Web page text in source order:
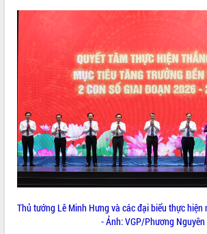
thi Sáng tạo Kỹ thuật 2024 - 2025
Đắk Lắk rà soát, điều chỉnh Đề án 190
về phát triển nuôi trồng thủy sản
Phó Chủ tịch UBND tỉnh Đắk Lắk
Trương Công Thái kiểm tra thực địa
Dự án cao tốc Khánh Hòa - Buôn Ma
Thuột
Định vị cà phê Việt Nam như một “di
sản sống” trong dòng chảy toàn cầu
Xây dựng nông thôn mới: Nâng cao đời
sống người dân từ những mô hình thiết
thực
nhanh tiến độ các dự án trọng điểm
trong Khu kinh tế Nam Phú Yên
Thủ tướng Lê Minh Hưng và các đại biểu thực
- Ảnh: VGP/Phương Nguyên